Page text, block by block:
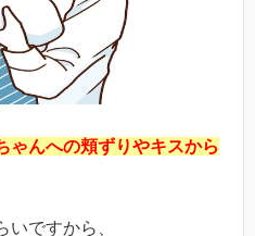
ゃんへの頬ずりやキスから
ですから、